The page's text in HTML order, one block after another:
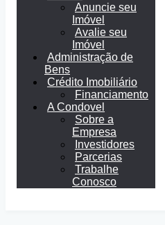
Anuncie seu
Imóvel
Avalie seu
Imóvel
Administração de
Bens
Crédito Imobiliário
Financiamento
A Condovel
Sobre a
Empresa
Investidores
Parcerias
Trabalhe
Conosco